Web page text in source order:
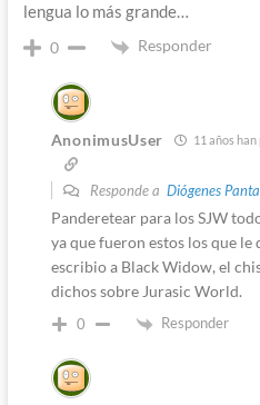
lengua lo más grande…
0 Responder
AnonimusUser 11 años
Responde a Diógenes
Panderetear para los SJW
ya que fueron estos los que
escribio a Black Widow, el
dichos sobre Jurasic World.
0 Responder